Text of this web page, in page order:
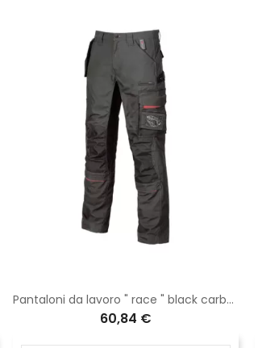
Pantaloni da lavoro " race " black carbon
60,84 €